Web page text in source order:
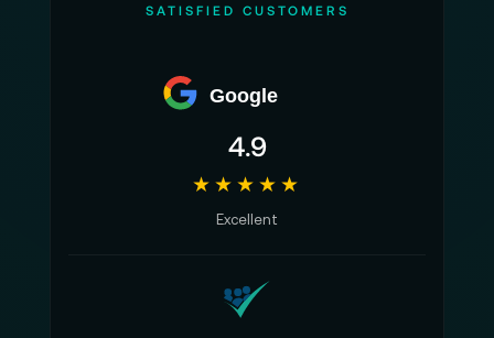
SATISFIED CUSTOMERS
Google
4.9
★★★★★
Excellent